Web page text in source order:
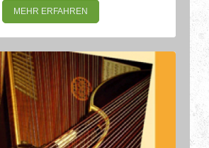
MEHR ERFAHREN